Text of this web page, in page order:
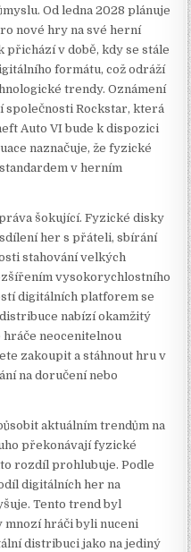
Od ledna 2028 plánuje
nové hry na své herní
v době, kdy se stále
formátu, což odráží
trendy. Oznámení
společnosti Rockstar, která
Auto VI bude k dispozici
naznačuje, že fyzické
v herním
šokující. Fyzické disky
her s přáteli, sbírání
stahování velkých
vysokorychlostního
digitálních platforem se
nabízí okamžitý
neocenitelnou
zakoupit a stáhnout hru v
na doručení nebo
aktuálním trendům na
překonávají fyzické
rozdíl prohlubuje. Podle
digitálních her na
Tento trend byl
mnozí hráči byli nuceni
distribuci jako na jediný